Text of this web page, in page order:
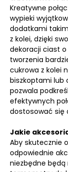
Kreatywne
wypieki
dodatkami
z kolei, dzięki
dekoracji ciast
tworzenia
cukrowa z kolei
biszkoptami lub
pozwala
efektywnych
dostosować się
Jakie
Aby skutecznie
odpowiednie
niezbędne będą